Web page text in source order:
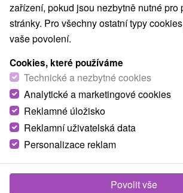
Chata Hajana Kokava nad
Kokava nad Rimavicou
zařízení, pokud jsou nezbytně nutné pro
stránky. Pro všechny ostatní typy
vaše povolení.
Cookies, které používáme
Technické a nezbytné cookies
Analytické a marketingové cookies
Reklamné úložisko
Reklamní uživatelská data
Personalizace reklam
Povolit vše